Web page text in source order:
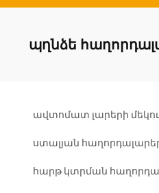
պղնձե
ավտոմատ լարերի
ստալյան
հարթ կտրման